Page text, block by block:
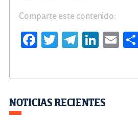
Comparte este contenido:
Fa
o
T
Te
m
Li
n
E
NOTICIAS RECIENTES